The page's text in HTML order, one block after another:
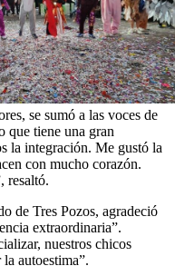
se sumó a las voces de
que tiene una gran
la integración. Me gustó la
con mucho corazón.
resaltó.
de Tres Pozos, agradeció
extraordinaria”.
nuestros chicos
autoestima”.